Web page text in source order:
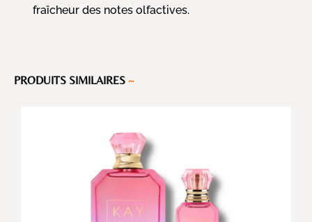
fraîcheur des notes olfactives.
PRODUITS SIMILAIRES ~